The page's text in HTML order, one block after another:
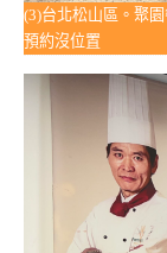
(3)台北松山區。聚
預約沒位置